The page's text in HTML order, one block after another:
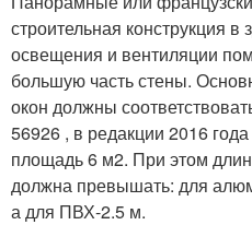
строительная конструкция
освещения и вентиляции
большую часть стены.
окон должны
56926 , в редакции 2016
площадь 6 м2. При этом
должна превышать: для
а для ПВХ-2.5 м.